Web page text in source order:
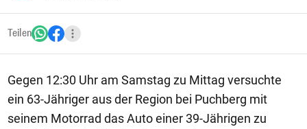
Teilen
Gegen 12:30 Uhr am Samstag zu Mittag versuchte
ein 63-Jähriger aus der Region bei Puchberg mit
seinem Motorrad das Auto einer 39-Jährigen zu